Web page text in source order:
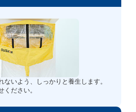
ないよう、しっかりと養生します。
ください。